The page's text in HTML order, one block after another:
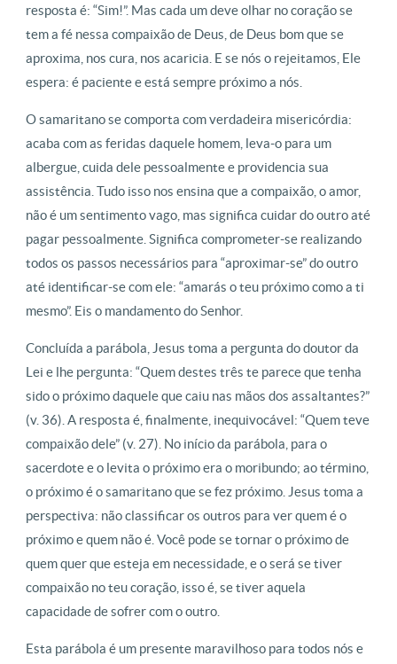
resposta é: “Sim!”. Mas cada um deve olhar no coração se
tem a fé nessa compaixão de Deus, de Deus bom que se
aproxima, nos cura, nos acaricia. E se nós o rejeitamos, Ele
espera: é paciente e está sempre próximo a nós.
O samaritano se comporta com verdadeira misericórdia:
acaba com as feridas daquele homem, leva-o para um
albergue, cuida dele pessoalmente e providencia sua
assistência. Tudo isso nos ensina que a compaixão, o amor,
não é um sentimento vago, mas significa cuidar do outro até
pagar pessoalmente. Significa comprometer-se realizando
todos os passos necessários para “aproximar-se” do outro
até identificar-se com ele: “amarás o teu próximo como a ti
mesmo”. Eis o mandamento do Senhor.
Concluída a parábola, Jesus toma a pergunta do doutor da
Lei e lhe pergunta: “Quem destes três te parece que tenha
sido o próximo daquele que caiu nas mãos dos assaltantes?”
(v. 36). A resposta é, finalmente, inequivocável: “Quem teve
compaixão dele” (v. 27). No início da parábola, para o
sacerdote e o levita o próximo era o moribundo; ao término,
o próximo é o samaritano que se fez próximo. Jesus toma a
perspectiva: não classificar os outros para ver quem é o
próximo e quem não é. Você pode se tornar o próximo de
quem quer que esteja em necessidade, e o será se tiver
compaixão no teu coração, isso é, se tiver aquela
capacidade de sofrer com o outro.
Esta parábola é um presente maravilhoso para todos nós e